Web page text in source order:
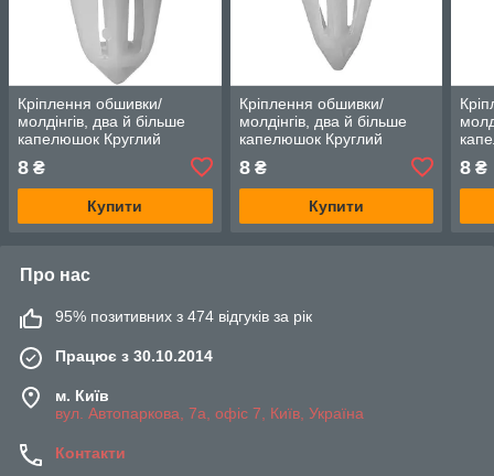
Кріплення обшивки/
молдінгів, два й більше
капелюшок Круглий
8 ₴
Купити
Кріплення обшивки/
молдінгів, два й більше
капелюшок Круглий
8₴
Купити
8 ₴
Про нас
95% позитивних з 474 відгуків за рік
Працює з 30.10.2014
м. Київ
вул. Автопаркова, 7а, офіс 7, Київ, Україна
Контакти